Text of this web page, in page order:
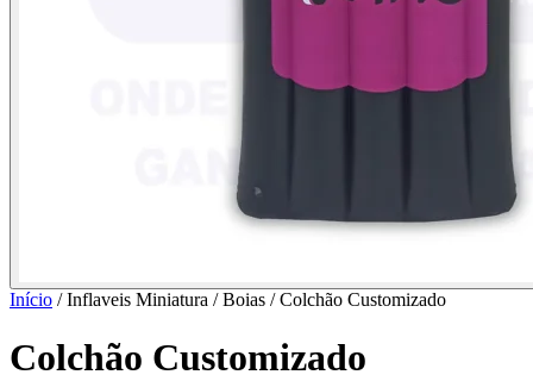
Início / Inflaveis Miniatura / Boias /Colchão Customizado
Colchão Customizado